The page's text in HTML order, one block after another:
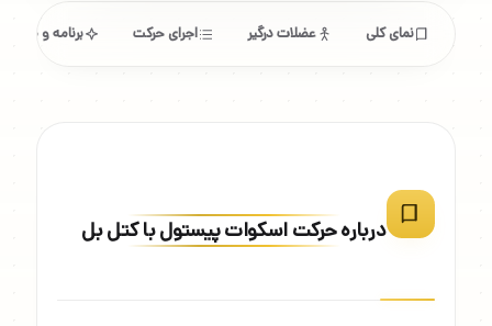
نمای کلی عضلات درگیر اجرای حرکت برنامه و
درباره حرکت اسکوات پیستول با کتل بل